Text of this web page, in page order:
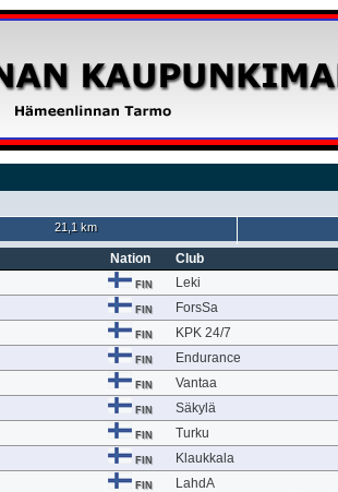
21,1 km
Nation Club
FIN Leki
FIN ForsSa
FIN KPK 24/7
FIN Endurance
FIN Vantaa
FIN Säkylä
FIN Turku
FIN Klaukkala
FIN LahdA